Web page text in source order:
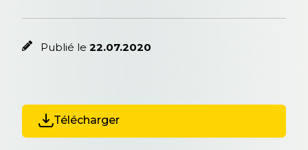
Publié le 22.07.2020
Télécharger